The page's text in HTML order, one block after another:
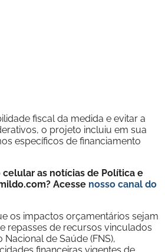
fiscal da medida e evitar a
o projeto incluiu em sua
específicos de financiamento
as notícias de Política e
Acesse nosso canal do
os impactos orçamentários sejam
repasses de recursos vinculados
de Saúde (FNS),